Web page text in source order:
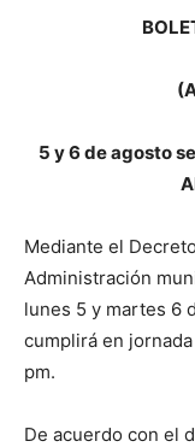
5 y 6 de agosto
Mediante el
Administración
lunes 5 y martes 6
cumplirá en
pm.
De acuerdo con el